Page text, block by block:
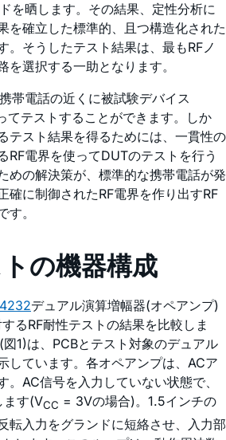
を晒します。その結果、定性分析に
を確立した標準的、且つ構造化された
。そうしたテスト結果は、最もRFノ
を選択する一助となります。
帯電話の近くに被試験デバイス
てテストすることができます。しか
テスト結果を得るためには、一貫性の
RF電界を使ってDUTのテストを行う
めの解決策が、標準的な携帯電話が発
確に制御されたRF電界を作り出すRF
。
の機器構成
デュアル演算増幅器(オペアンプ)
るRF耐性テストの結果を比較しま
1)は、PCBとテスト対象のデュアル
しています。各オペアンプは、ACア
。AC信号を入力していない状態で、
ます(VCC = 3Vの場合)。1.5インチの
転入力をグランドに短絡させ、入力部